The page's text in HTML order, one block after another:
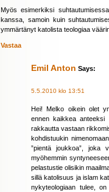
Myös esimerkiksi
kanssa, samoin kuin
ymmärtänyt katolista teologiaa
Vastaa
Emil Anton Says:
5.5.2010 klo 13:51
Hei! Melko oikein olet
ennen kaikkea
rakkautta vastaan
kohdistuukin
”pientä joukkoa”, joka
myöhemmin
pelastustie olisikin
sillä katolisuus ja islam
nykyteologiaan tulee,